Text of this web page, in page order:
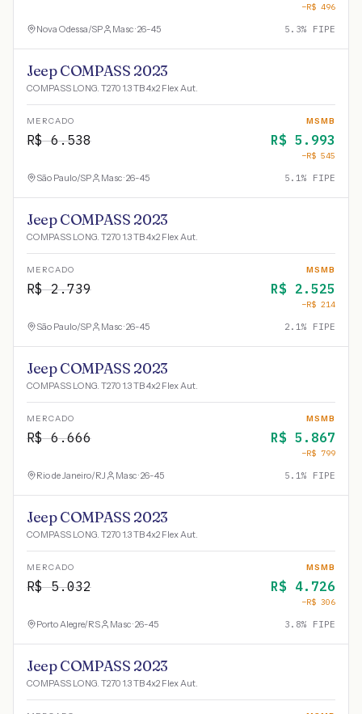
−R$ 496
Nova Odessa/SP Masc · 26-45 5.3% FIPE
Jeep COMPASS 2023
COMPASS LONG. T270 1.3 TB 4x2 Flex Aut.
MERCADO
R$6.538
MSMB
R$ 5.993
−R$ 545
São Paulo/SP Masc · 26-45 5.1% FIPE
Jeep COMPASS 2023
COMPASS LONG. T270 1.3 TB 4x2 Flex Aut.
MERCADO
R$2.739
MSMB
R$ 2.525
−R$ 214
São Paulo/SP Masc · 26-45 2.1% FIPE
Jeep COMPASS 2023
COMPASS LONG. T270 1.3 TB 4x2 Flex Aut.
MERCADO
R$6.666
MSMB
R$ 5.867
−R$ 799
Rio de Janeiro/RJ Masc · 26-45 5.1% FIPE
Jeep COMPASS 2023
COMPASS LONG. T270 1.3 TB 4x2 Flex Aut.
MERCADO
R$5.032
MSMB
R$ 4.726
−R$ 306
Porto Alegre/RS Masc · 26-45 3.8% FIPE
Jeep COMPASS 2023
COMPASS LONG. T270 1.3 TB 4x2 Flex Aut.